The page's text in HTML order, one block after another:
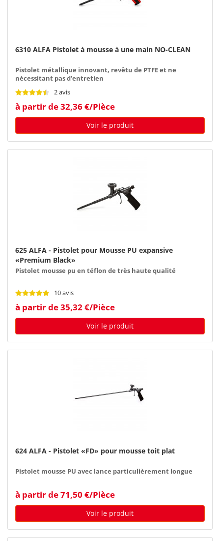
6310 ALFA Pistolet à mousse à une main NO-CLEAN
Pistolet métallique innovant, revêtu de PTFE et ne
nécessitant pas d’entretien
2 avis
à partir de 32,36 €/Pièce
Voir le produit
625 ALFA - Pistolet pour Mousse PU expansive
«Premium Black»
Pistolet mousse pu en téflon de très haute qualité
10 avis
à partir de 35,32 €/Pièce
Voir le produit
624 ALFA - Pistolet «FD» pour mousse toit plat
Pistolet mousse PU avec lance particulièrement longue
à partir de 71,50 €/Pièce
Voir le produit